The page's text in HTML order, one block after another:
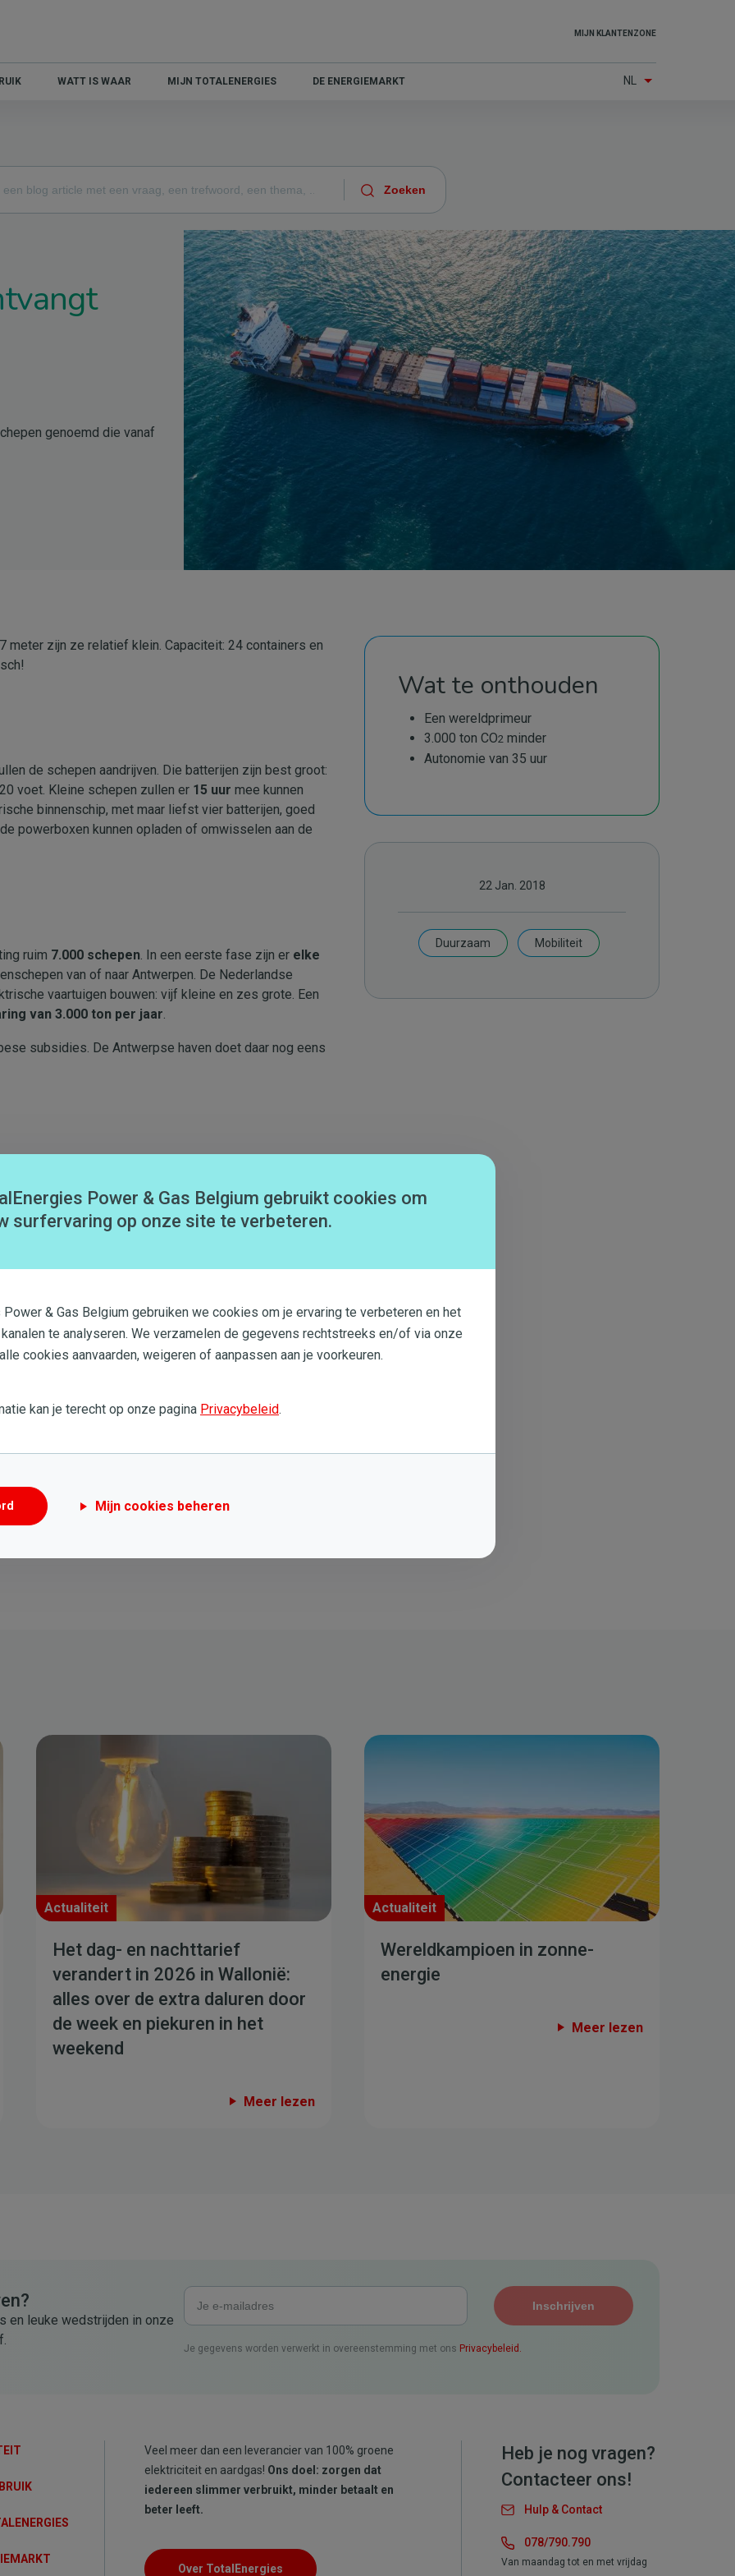
WATT IS WAAR MIJN TOTALENERGIES DE ENERGIEMARKT
Top
menu
MIJN KLANTENZONE
NL
genoemd die vanaf
meter zijn ze relatief klein. Capaciteit: 24 containers en
de schepen aandrijven. Die batterijen zijn best groot:
voet. Kleine schepen zullen er 15 uur mee kunnen
binnenschip, met maar liefst vier batterijen, goed
powerboxen kunnen opladen of omwisselen aan de
ruim 7.000 schepen. In een eerste fase zijn er elke
van of naar Antwerpen. De Nederlandse
vaartuigen bouwen: vijf kleine en zes grote. Een
van 3.000 ton per jaar.
subsidies. De Antwerpse haven doet daar nog eens
meer van
met een gewoon schip. Het mooie is dat ook
een elektrische versie
. De nieuwe schepen zullen op
schipper. Maar dat is voorlopig toekomstmuziek.
op zonne-energie!
Wat te onthouden
Een wereldprimeur
3.000 ton CO2 minder
Autonomie van 35 uur
22 Jan. 2018
Duurzaam Mobiliteit
Actualiteit
Het dag- en nachttarief
verandert in 2026 in Wallonië:
alles over de extra daluren door
de week en piekuren in het
weekend
Meer lezen
Actualiteit
Wereldkampioen in zonne-
energie
Meer lezen
en leuke wedstrijden in onze
Je gegevens worden verwerkt in overeenstemming met ons Privacybeleid.
Veel meer dan een leverancier van 100% groene
elektriciteit en aardgas! Ons doel: zorgen dat
iedereen slimmer verbruikt, minder betaalt en
beter leeft.
Over TotalEnergies
Heb je nog vragen?
Contacteer ons!
Hulp & Contact
078/790.790
Van maandag tot en met vrijdag
Power & Gas Belgium gebruikt cookies om
surfervaring op onze site te verbeteren.
Power & Gas Belgium gebruiken we cookies om je ervaring te verbeteren en het
te analyseren. We verzamelen de gegevens rechtstreeks en/of via onze
cookies aanvaarden, weigeren of aanpassen aan je voorkeuren.
kan je terecht op onze pagina Privacybeleid.
Mijn cookies beheren